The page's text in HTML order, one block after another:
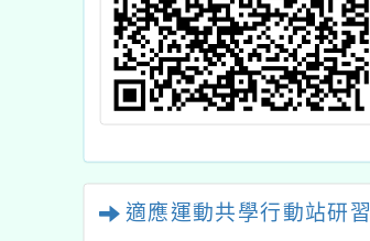
適應運動共學行動站研習